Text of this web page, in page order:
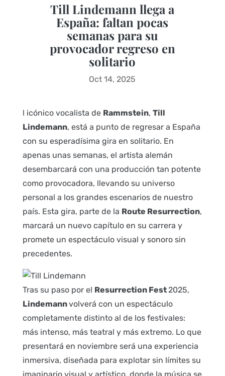
Till Lindemann llega a
España: faltan pocas
semanas para su
provocador regreso en
solitario
Oct 14, 2025
l icónico vocalista de Rammstein, Till
Lindemann, está a punto de regresar a España
con su esperadísima gira en solitario. En
apenas unas semanas, el artista alemán
desembarcará con una producción tan potente
como provocadora, llevando su universo
personal a los grandes escenarios de nuestro
país. Esta gira, parte de la Route Resurrection,
marcará un nuevo capítulo en su carrera y
promete un espectáculo visual y sonoro sin
precedentes.
Tras su paso por el Resurrection Fest2025,
Lindemannvolverá con un espectáculo
completamente distinto al de los festivales:
más intenso, más teatral y más extremo. Lo que
presentará en noviembre será una experiencia
inmersiva, diseñada para explotar sin límites su